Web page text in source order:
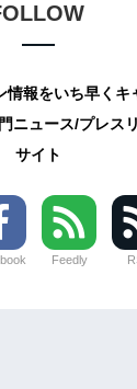
情報をいち早くキ
ニュース/プレス
サイト
Feedly